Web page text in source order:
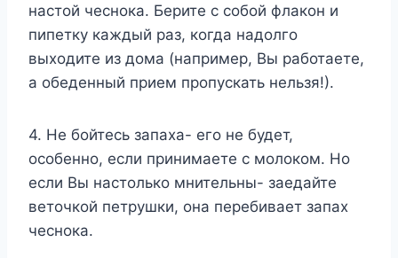
настой чеснока. Берите с собой флакон и
пипетку каждый раз, когда надолго
выходите из дома (например, Вы работаете,
а обеденный прием пропускать нельзя!).
4. Не бойтесь запаха- его не будет,
особенно, если принимаете с молоком. Но
если Вы настолько мнительны- заедайте
веточкой петрушки, она перебивает запах
чеснока.